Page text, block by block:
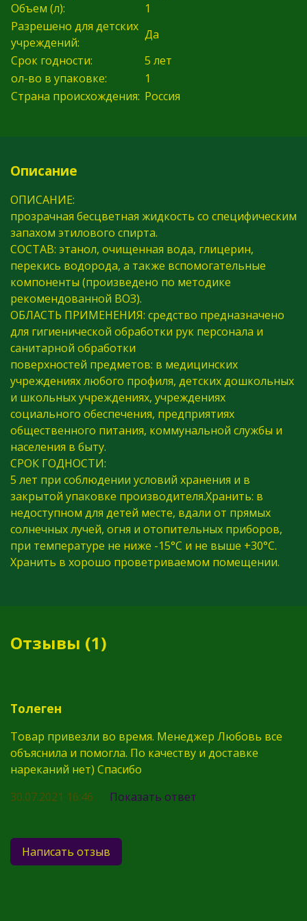
Объем (л):
1
Разрешено для детских
учреждений:
Да
Срок годности:
5 лет
ол-во в упаковке:
1
Страна происхождения: Россия
Описание
ОПИСАНИЕ:
прозрачная бесцветная жидкость со специфическим
запахом этилового спирта.
СОСТАВ: этанол, очищенная вода, глицерин,
перекись водорода, а также вспомогательные
компоненты (произведено по методике
рекомендованной ВОЗ).
ОБЛАСТЬ ПРИМЕНЕНИЯ: средство предназначено
для гигиенической обработки рук персонала и
санитарной обработки
поверхностей предметов: в медицинских
учреждениях любого профиля, детских дошкольных
и школьных учреждениях, учреждениях
социального обеспечения, предприятиях
общественного питания, коммунальной службы и
населения в быту.
СРОК ГОДНОСТИ:
5 лет при соблюдении условий хранения и в
закрытой упаковке производителя.Хранить: в
недоступном для детей месте, вдали от прямых
солнечных лучей, огня и отопительных приборов,
при температуре не ниже -15°С и не выше +30°С.
Хранить в хорошо проветриваемом помещении.
Отзывы (1)
Толеген
Товар привезли во время. Менеджер Любовь все
объяснила и помогла. По качеству и доставке
нареканий нет) Спасибо
30.07.2021 16:46
Показать ответ
Написать отзыв